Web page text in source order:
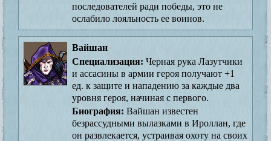
последователей ради победы, это не
ослабило лояльность ее воинов.
Вайшан
Специализация: Черная рука Лазутчики
и ассасины в армии героя получают +1
ед. к защите и нападению за каждые два
уровня героя, начиная с первого.
Биография: Вайшан известен
безрассудными вылазками в Ироллан, где
он развлекается, устраивая охоту на своих